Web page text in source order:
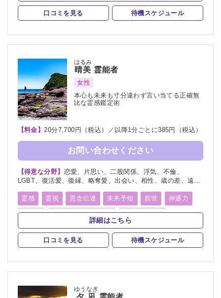
スピリチュアルカウンセリング
口コミを見る 待機スケジュール
晴美
はるみ
霊能者
女性
本心も未来も寸分違わず言い当てる正確無
比な霊感鑑定術
【料金】 20分7,700円（税込）／以降1分ごとに385円（税込）
お問い合わせください
【得意な分野】 恋愛、片思い、二股関係、浮気、不倫、
LGBT、復活愛、復縁、略奪愛、出会い、相性、歳の差、遠距
介護、進路、学業、受験、就職、天職、適職、仕事、転職、経
営、人間関係、人生相談、健康、金運、引越し、開運、生霊、
相手の気持ち、総合運、過去、未来、将来、運勢、カルマ、縁
結び
霊感 霊視 思念伝達 未来予知 前世 神通力
守護霊 オーラリーディング チャネリング
スピリチュアルカウンセリング チャクラ 言霊
アカシックリーディング 除霊 浄霊 浄化 祈願
祈祷 波動修正 縁結び
詳細はこちら
口コミを見る 待機スケジュール
ゆうなぎ